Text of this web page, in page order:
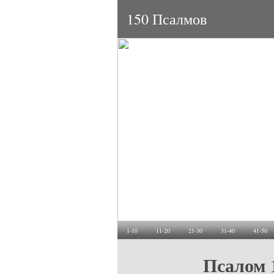
150 Псалмов
1-10 11-20 21-30 31-40 41-50
Псалом